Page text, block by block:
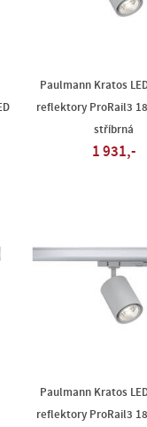
Paulmann Kratos
reflektory ProRail3
stříbrná
1 931,-
Paulmann Kratos
reflektory ProRail3